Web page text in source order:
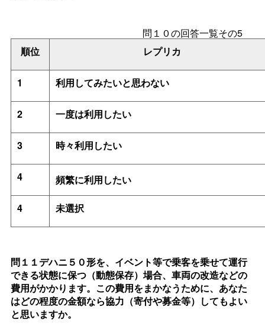
順位 レプリカ
問１０の回答一覧その5
1 利用してみたいと思わない
2 一度は利用したい
3 時々利用したい
4 頻繁に利用したい
4 未選択
問１１デハニ５０形を、イベント等で乗客を乗せて運行
できる状態に保つ（動態保存）場合、車両の改造などの
費用がかかります。 この費用をまかなうために、あなた
はどの程度の金額なら協力（寄付や募金等）してもよい
と思いますか。